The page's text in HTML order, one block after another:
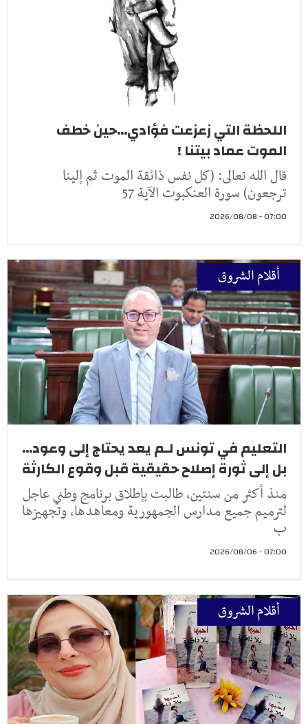
اللحظة التي زعزعت فؤادي...حين خطف
الموت عماد بيتنا !
قال الله تعالى: (كل نفس ذائقة الموت ثم إلينا
ترجعون) سورة العنكبوت الآية 57
07:00 - 2026/08/08
أقلام الشروق
التعليم في تونس لـم يعد يحتاج إلى وعود...
بل إلى ثورة إصلاح حقيقية قبل وقوع الكارثة
منذ أكثر من سنتين، طالبت بإطلاق برنامج وطني عاجل
لترميم جميع مدارس الجمهورية ومعاهدها، وتجهيزها
ب
07:00 - 2026/08/06
أقلام الشروق